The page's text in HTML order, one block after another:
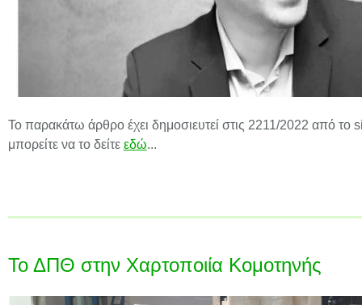
Το παρακάτω άρθρο έχει δημοσιευτεί στις 2211/2022 από το
μπορείτε να το δείτε εδώ...
Το ΔΠΘ στην Χαρτοποιία Κομοτηνής